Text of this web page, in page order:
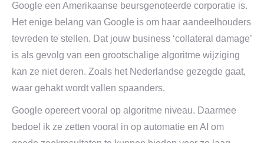
Google een Amerikaanse beursgenoteerde corporatie is.
Het enige belang van Google is om haar aandeelhouders
tevreden te stellen. Dat jouw business ‘collateral damage’
is als gevolg van een grootschalige algoritme wijziging
kan ze niet deren. Zoals het Nederlandse gezegde gaat,
waar gehakt wordt vallen spaanders.
Google opereert vooral op algoritme niveau. Daarmee
bedoel ik ze zetten vooral in op automatie en AI om